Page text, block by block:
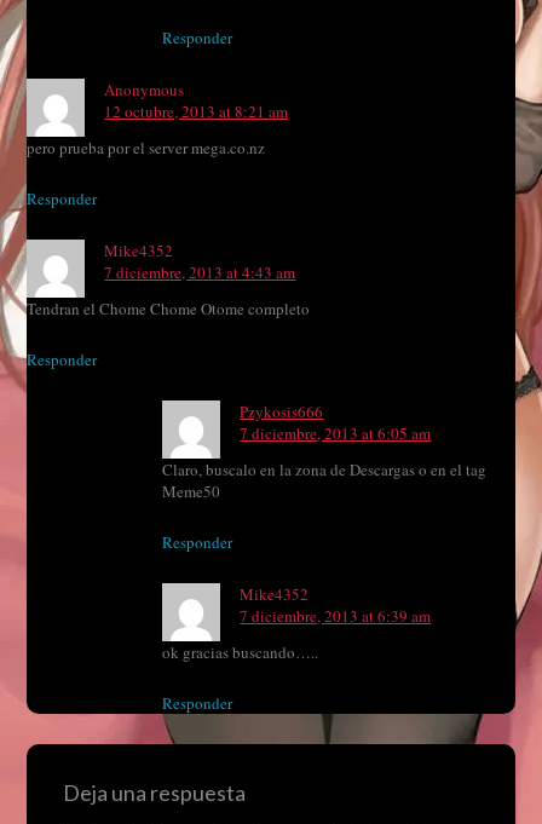
Responder
Anonymous
12 octubre, 2013 at 8:21 am
pero prueba por el server mega.co.nz
Responder
Mike4352
7 diciembre, 2013 at 4:43 am
Tendran el Chome Chome Otome completo
Responder
Pzykosis666
7 diciembre, 2013 at 6:05 am
Claro, buscalo en la zona de Descargas o en el tag
Meme50
Responder
Mike4352
7 diciembre, 2013 at 6:39 am
ok gracias buscando…..
Responder
Deja una respuesta